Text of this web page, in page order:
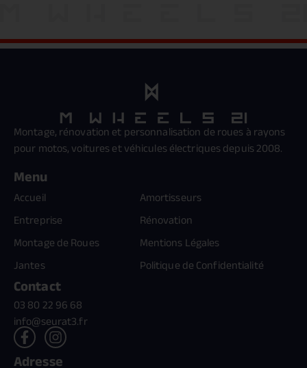
Montage, rénovation et personnalisation de roues à rayons
pour motos, voitures et véhicules électriques depuis 2008.
Menu
Accueil
Entreprise
Montage de Roues
Jantes
Amortisseurs
Rénovation
Mentions Légales
Politique de Confidentialité
Contact
03 80 22 96 68
info@seurat3.fr
Adresse